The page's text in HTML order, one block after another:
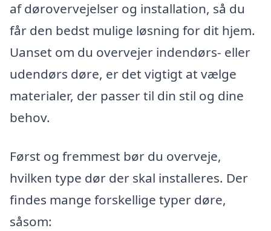
af dørovervejelser og installation, så du
får den bedst mulige løsning for dit hjem.
Uanset om du overvejer indendørs- eller
udendørs døre, er det vigtigt at vælge
materialer, der passer til din stil og dine
behov.
Først og fremmest bør du overveje,
hvilken type dør der skal installeres. Der
findes mange forskellige typer døre,
såsom: